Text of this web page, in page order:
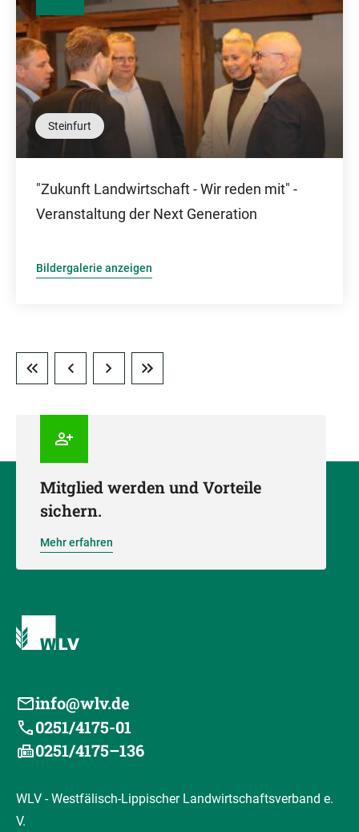
Steinfurt
"Zukunft Landwirtschaft - Wir reden mit" -
Veranstaltung der Next Generation
Bildergalerie anzeigen
Mitglied werden und Vorteile
sichern.
Mehr erfahren
info@wlv.de
0251/4175-01
0251/4175–136
WLV - Westfälisch-Lippischer Landwirtschaftsverband e.
V.